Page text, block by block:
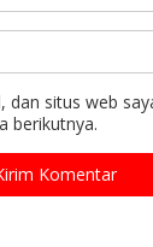
dan situs web
berikutnya.